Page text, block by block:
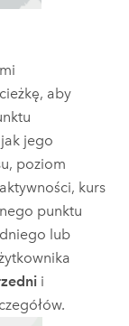
aby
jego
poziom
kurs
punktu
lub
i